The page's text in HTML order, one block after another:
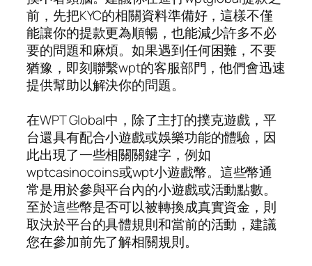
前，先把KYC的相關資料準備好，這樣不僅
能讓你的提款更為順暢，也能減少許多不必
要的問題和麻煩。如果遇到任何困難，不要
猶豫，即刻聯繫wpt的客服部門，他們會迅速
提供幫助以解決你的問題。
在WPT Global中，除了主打的撲克遊戲，平
台還具有配合小遊戲或娛樂功能的體驗，因
此出現了一些相關關鍵字，例如
wptcasinocoins或wpt小遊戲幣。這些幣通
常是用於參與平台內的小遊戲或活動點數。
至於這些幣是否可以被轉換成真實資金，則
取決於平台的具體規則和當前的活動，建議
您在參加前先了解相關規則。